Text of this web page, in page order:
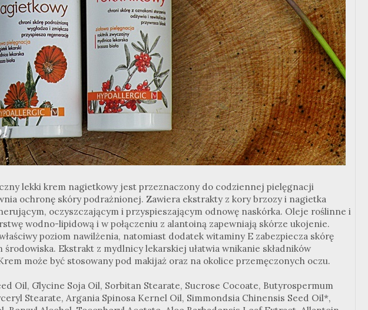
lekki krem nagietkowy jest przeznaczony do codziennej pielęgnacji
ochronę skóry podrażnionej. Zawiera ekstrakty z kory brzozy i nagietka
oczyszczającym i przyspieszającym odnowę naskórka. Oleje roślinne i
wodno-lipidową i w połączeniu z alantoiną zapewniają skórze ukojenie.
poziom nawilżenia, natomiast dodatek witaminy E zabezpiecza skórę
Ekstrakt z mydlnicy lekarskiej ułatwia wnikanie składników
może być stosowany pod makijaż oraz na okolice przemęczonych oczu.
Oil, Glycine Soja Oil, Sorbitan Stearate, Sucrose Cocoate, Butyrospermum
Stearate, Argania Spinosa Kernel Oil, Simmondsia Chinensis Seed Oil*,